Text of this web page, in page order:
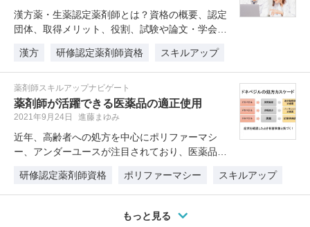
漢方薬・生薬認定薬剤師とは？資格の概要、認定
団体、取得メリット、役割、試験や論文・学会発
漢方
研修認定薬剤師資格 スキルアップ
薬剤師スキルアップナビゲート
薬剤師が活躍できる医薬品の適正使用
2021年9月24日 進藤まゆみ
近年、高齢者への処方を中心にポリファーマシ
ー、アンダーユースが注目されており、医薬品の
研修認定薬剤師資格
ポリファーマシー スキルアップ
もっと見る